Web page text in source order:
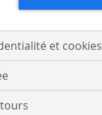
et cookies